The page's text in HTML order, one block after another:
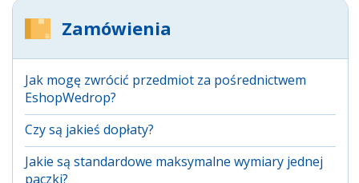
Zamówienia
Jak mogę zwrócić przedmiot za pośrednictwem
EshopWedrop?
Czy są jakieś dopłaty?
Jakie są standardowe maksymalne wymiary jednej
paczki?